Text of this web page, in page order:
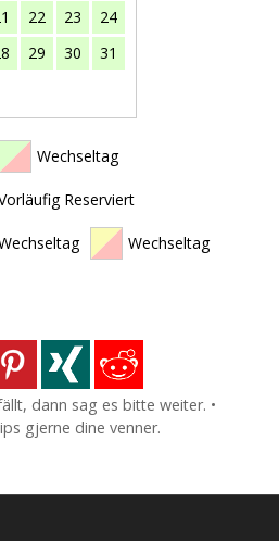
22 23
24
29 30 31
Wechseltag
Reserviert
Wechseltag
dann sag es bitte weiter. •
gjerne dine venner.